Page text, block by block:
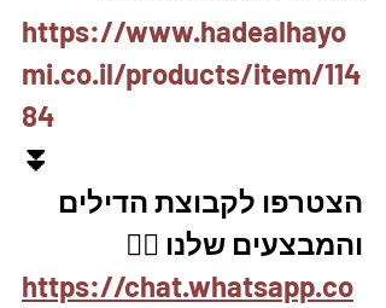
https://www.hadealhayo
mi.co.il/products/item/114
84
⏬
הצטרפו לקבוצת הדילים
והמבצעים שלנו 👇🏽
https://chat.whatsapp.co